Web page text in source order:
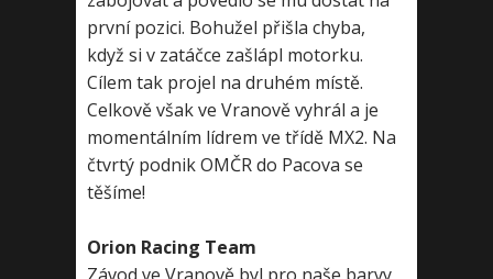
první pozici. Bohužel přišla chyba,
když si v zatáčce zašlápl motorku.
Cílem tak projel na druhém místě.
Celkově však ve Vranově vyhrál a je
momentálním lídrem ve třídě MX2. Na
čtvrtý podnik OMČR do Pacova se
těšíme!
Orion Racing Team